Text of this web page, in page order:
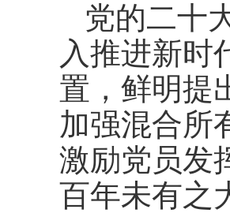
党的二十
入推进新时
置，鲜明提
加强混合所
激励党员发
百年未有之